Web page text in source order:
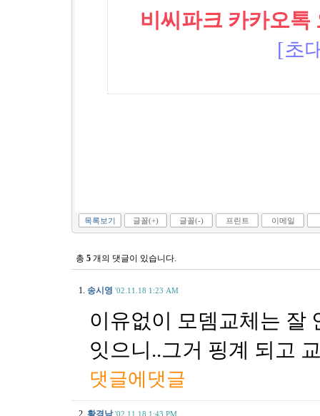
비씨파크 카카오톡
[초
목록보기 글꼴(+) 글꼴(-) 프린트 이메일
총 5 개의 댓글이 있습니다.
1. 송시영 '02.11.18 1:23 AM
이유없이 모뎀교체는 잘
잇으니..그거 핑계 되고
댓글에댓글
2. 황경남 '02.11.18 1:43 PM